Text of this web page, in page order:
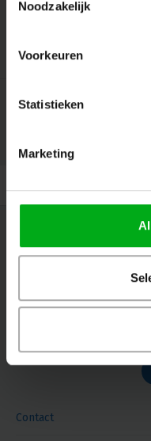
Noodzakelijk
Voorkeuren
Statistieken
Marketing© Copyright 2026
Contact